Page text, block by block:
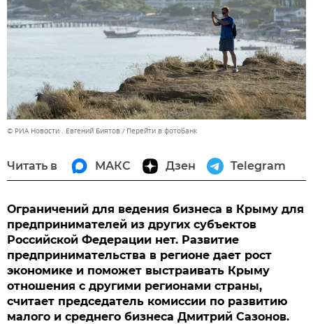
© РИА Новости . Евгений Биятов Перейти в фотобанк
Читать в МАКС Дзен Telegram
Ограничений для ведения бизнеса в Крыму для
предпринимателей из других субъектов
Российской Федерации нет. Развитие
предпринимательства в регионе дает рост
экономике и поможет выстраивать Крыму
отношения с другими регионами страны,
считает председатель комиссии по развитию
малого и среднего бизнеса Дмитрий Сазонов.